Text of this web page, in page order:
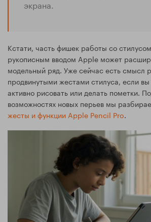
экрана.
Кстати, часть фишек работы со
рукописным вводом Apple может
модельный ряд. Уже сейчас есть смысл
продвинутыми жестами стилуса, если
активно рисовать или делать пометки.
возможностях новых перьев мы
жесты и функции Apple Pencil Pro.